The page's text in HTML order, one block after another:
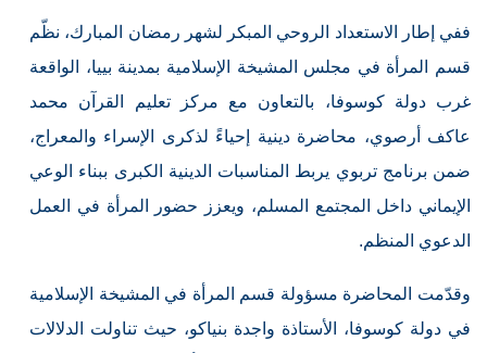
ففي إطار الاستعداد الروحي المبكر لشهر رمضان المبارك، نظّم
قسم المرأة في مجلس المشيخة الإسلامية بمدينة بييا، الواقعة
غرب دولة كوسوفا، بالتعاون مع مركز تعليم القرآن محمد
عاكف أرصوي، محاضرة دينية إحياءً لذكرى الإسراء والمعراج،
ضمن برنامج تربوي يربط المناسبات الدينية الكبرى ببناء الوعي
الإيماني داخل المجتمع المسلم، ويعزز حضور المرأة في العمل
الدعوي المنظم.
وقدّمت المحاضرة مسؤولة قسم المرأة في المشيخة الإسلامية
في دولة كوسوفا، الأستاذة واجدة بنياكو، حيث تناولت الدلالات